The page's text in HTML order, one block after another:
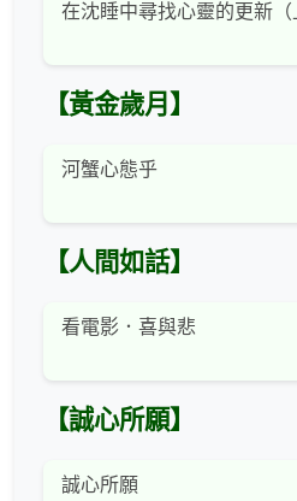
在沈睡中尋找心靈的更新（
【黃金歲月】
河蟹心態乎
【人間如話】
看電影．喜與悲
【誠心所願】
誠心所願